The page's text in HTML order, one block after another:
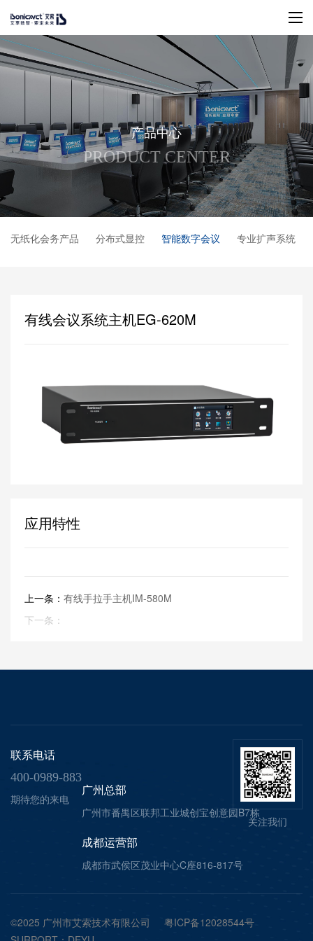
产品中心
PRODUCT CENTER
无纸化会务产品 分布式显控 智能数字会议 专业扩声系统
有线会议系统主机EG-620M
应用特性
上一条： 有线手拉手主机IM-580M
下一条：
关注我们
联系电话
400-0989-883
期待您的来电
广州总部
广州市番禺区联邦工业城创宝创意园B7栋
成都运营部
成都市武侯区茂业中心C座816-817号
©2025 广州市艾索技术有限公司
粤ICP备12028544号